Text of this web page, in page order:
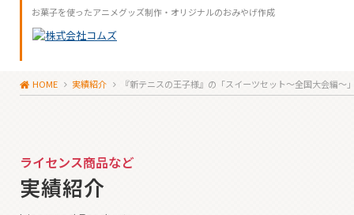
お菓子を使ったアニメグッズ制作・オリジナルのおみやげ作成
HOME 実績紹介 『新テニスの王子様』の「スイーツセット～全国大会編～
ライセンス商品など
実績紹介